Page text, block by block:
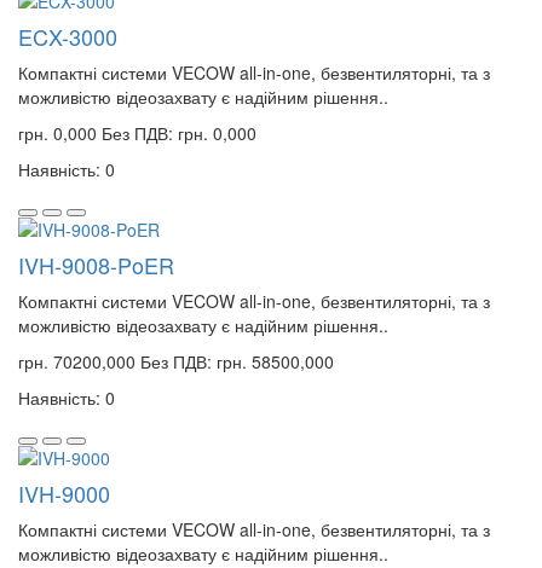
ECX-3000
Компактні системи VECOW all-in-one, безвентиляторні, та з
можливістю відеозахвату є надійним рішення..
грн. 0,000 Без ПДВ: грн. 0,000
Наявність: 0
IVH-9008-PoER
Компактні системи VECOW all-in-one, безвентиляторні, та з
можливістю відеозахвату є надійним рішення..
грн. 70200,000 Без ПДВ: грн. 58500,000
Наявність: 0
IVH-9000
Компактні системи VECOW all-in-one, безвентиляторні, та з
можливістю відеозахвату є надійним рішення..